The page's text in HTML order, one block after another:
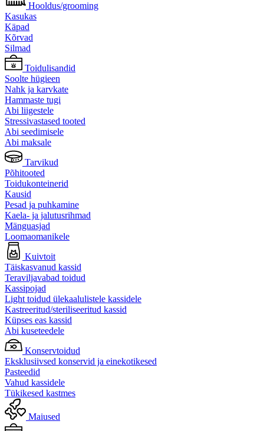
Hooldus/grooming
Kasukas
Käpad
Kõrvad
Silmad
Toidulisandid
Soolte hügieen
Nahk ja karvkate
Hammaste tugi
Abi liigestele
Stressivastased tooted
Abi seedimisele
Abi maksale
Tarvikud
Põhitooted
Toidukonteinerid
Kausid
Pesad ja puhkamine
Kaela- ja jalutusrihmad
Mänguasjad
Loomaomanikele
Kuivtoit
Täiskasvanud kassid
Teraviljavabad toidud
Kassipojad
Light toidud ülekaalulistele kassidele
Kastreeritud/steriliseeritud kassid
Küpses eas kassid
Abi kuseteedele
Konservtoidud
Eksklusiivsed konservid ja einekotikesed
Pasteedid
Vahud kassidele
Tükikesed kastmes
Maiused